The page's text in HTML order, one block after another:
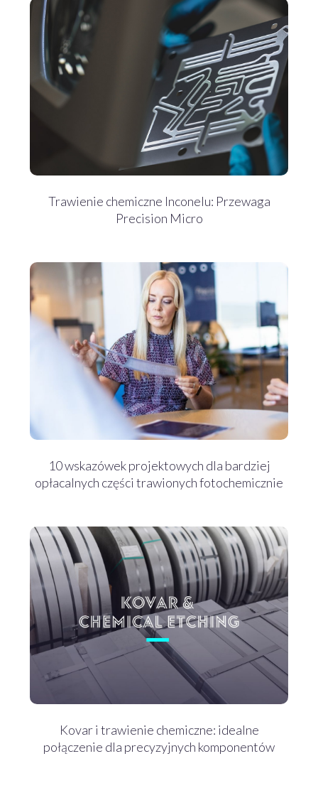
Trawienie chemiczne Inconelu: Przewaga
Precision Micro
10 wskazówek projektowych dla bardziej
opłacalnych części trawionych fotochemicznie
Kovar i trawienie chemiczne: idealne
połączenie dla precyzyjnych komponentów